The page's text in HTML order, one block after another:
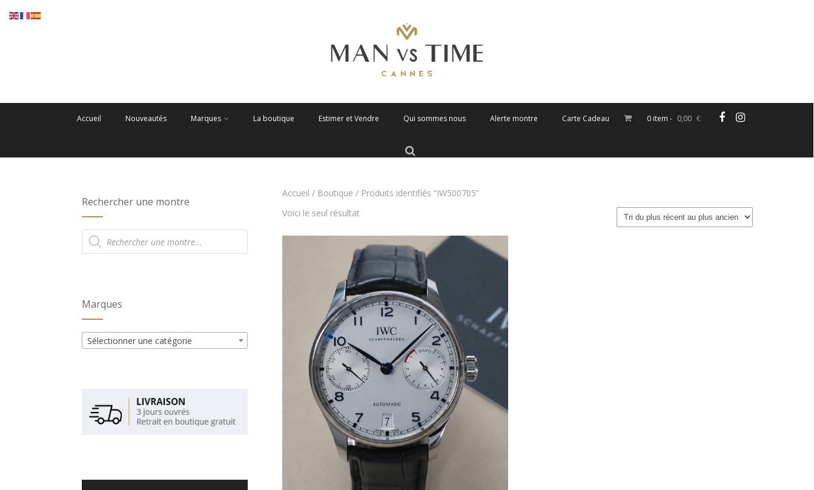
Accueil Nouveautés Marques La boutique Estimer et Vendre Qui sommes nous Alerte montre Carte Cadeau 0 item - 0,00 €
Accueil / Boutique / Produits identifiés “IW500705”
Voici le seul résultat
Rechercher une montre
Recherche
de
produits
Marques
Sélectionner une catégorie